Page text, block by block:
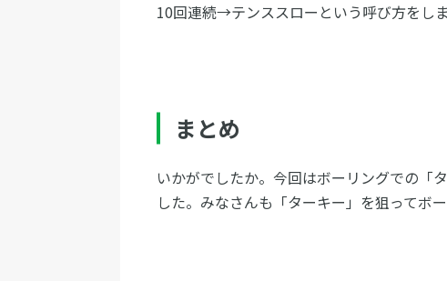
10回連続→テンススローという呼び方をしま
まとめ
いかがでしたか。今回はボーリングでの「
した。みなさんも「ターキー」を狙ってボ